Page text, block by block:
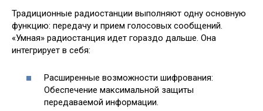
Традиционные радиостанции выполняют одну основную
функцию: передачу и прием голосовых сообщений.
«Умная» радиостанция идет гораздо дальше. Она
интегрирует в себя:
Расширенные возможности шифрования:
Обеспечение максимальной защиты
передаваемой информации.